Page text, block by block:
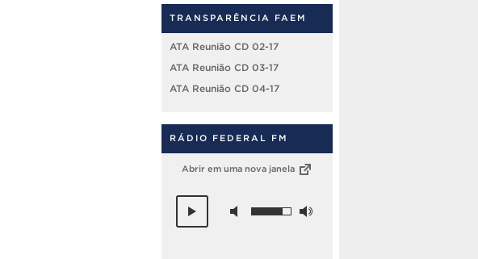
TRANSPARÊNCIA FAEM
ATA Reunião CD 02-17
ATA Reunião CD 03-17
ATA Reunião CD 04-17
RÁDIO FEDERAL FM
Abrir em uma nova janela